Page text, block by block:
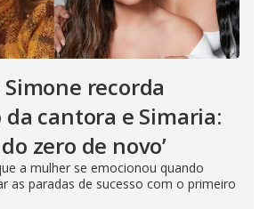
recorda
da cantora e Simaria:
zero de novo’
a mulher se emocionou quando
as paradas de sucesso com o primeiro